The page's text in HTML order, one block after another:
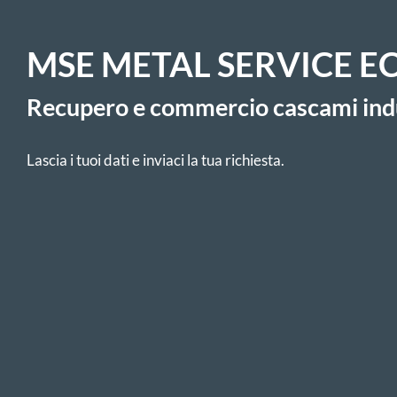
MSE METAL SERVICE
Recupero e commercio cascami
Lascia i tuoi dati e inviaci la tua richiesta.